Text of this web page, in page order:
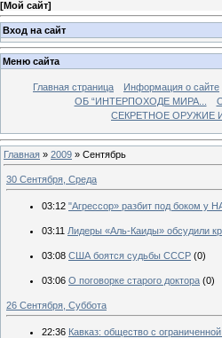
[Мой сайт]
Вход на сайт
Меню сайта
Главная страница Информация о сайте
ОБ “ИНТЕРПОХОДЕ МИРА...
СЕКРЕТНОЕ ОРУЖИЕ
Главная » 2009 » Сентябрь
30 Сентября, Среда
03:12 "Агрессор» разбит под боком у
03:11 Лидеры «Аль-Каиды» обсудили
03:08 США боятся судьбы СССР (0)
03:06 О поговорке старого доктора (0)
26 Сентября, Суббота
22:36 Кавказ: общество с